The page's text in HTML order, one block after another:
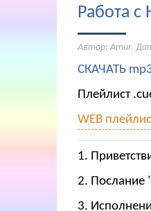
Работа
Автор: Amur.
СКАЧАТЬ
Плейлист
WEB
1.
2.
3.